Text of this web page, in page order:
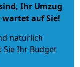
Ihr Umzug
auf Sie!
natürlich
Sie Ihr Budget